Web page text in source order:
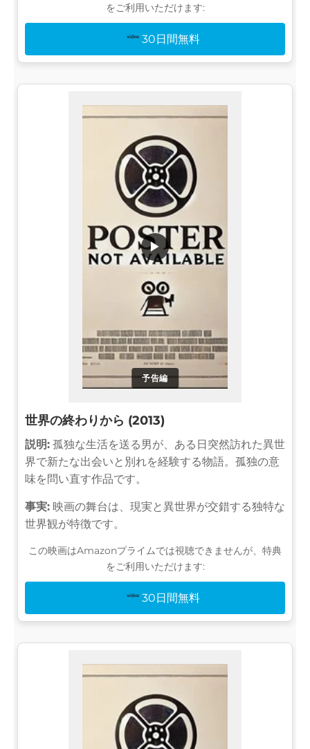
をご利用いただけます:
30日間無料
予告編
▶
世界の終わりから (2013)
説明: 孤独な生活を送る男が、ある日突然訪れた異世
界で新たな出会いと別れを経験する物語。孤独の意
味を問い直す作品です。
事実: 映画の舞台は、現実と異世界が交錯する独特な
世界観が特徴です。
この映画はAmazonプライムでは視聴できませんが、特典
をご利用いただけます:
30日間無料